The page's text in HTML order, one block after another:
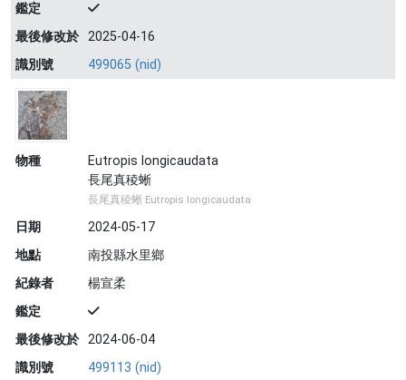
鑑定
最後修改於 2025-04-16
識別號
499065 (nid)
物種
Eutropis longicaudata
長尾真稜蜥
長尾真稜蜥 Eutropis longicaudata
日期
2024-05-17
地點
南投縣水里鄉
紀錄者
楊宣柔
鑑定
最後修改於 2024-06-04
識別號
499113 (nid)